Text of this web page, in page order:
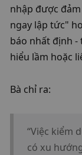
nhập được
ngay lập tức"
báo nhất định
hiểu lầm hoặc
Bà chỉ ra:
“Việc kiểm
có xu